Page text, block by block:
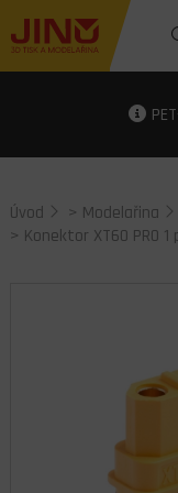
Úvod > Modelařina
> Konektor XT60 PRO 1